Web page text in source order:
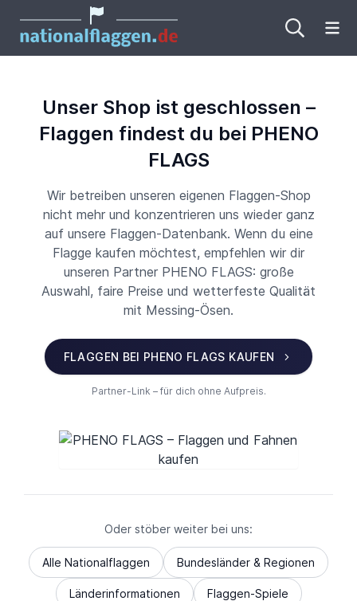
Unser Shop ist geschlossen –
Flaggen findest du bei PHENO
FLAGS
Wir betreiben unseren eigenen Flaggen-Shop
nicht mehr und konzentrieren uns wieder ganz
auf unsere Flaggen-Datenbank. Wenn du eine
Flagge kaufen möchtest, empfehlen wir dir
unseren Partner PHENO FLAGS: große
Auswahl, faire Preise und wetterfeste Qualität
mit Messing-Ösen.
FLAGGEN BEI PHENO FLAGS KAUFEN
Partner-Link – für dich ohne Aufpreis.
Oder stöber weiter bei uns:
Alle Nationalflaggen Bundesländer & Regionen
Länderinformationen Flaggen-Spiele